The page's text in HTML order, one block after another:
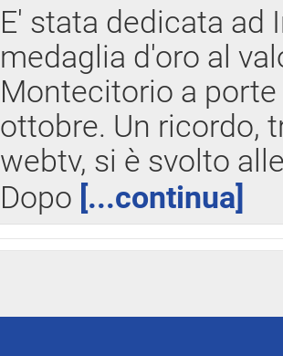
E' stata dedicata ad
medaglia d'oro al
Montecitorio a
ottobre. Un ricordo,
webtv, si è svolto
Dopo [...continua]